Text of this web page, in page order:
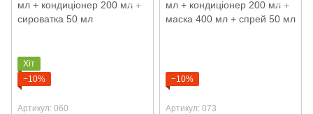
Хіт
−10%
Артикул: 060
−10%
Артикул: 073